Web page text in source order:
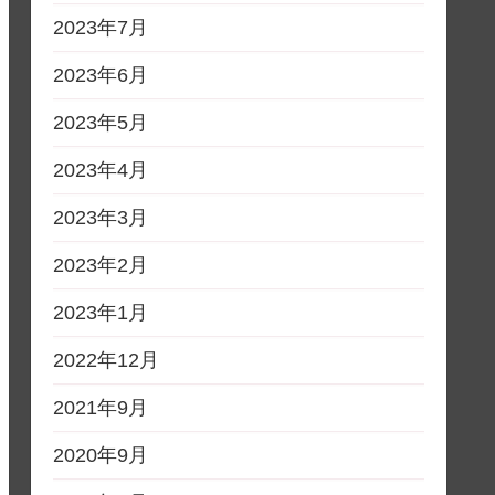
2023年7月
2023年6月
2023年5月
2023年4月
2023年3月
2023年2月
2023年1月
2022年12月
2021年9月
2020年9月